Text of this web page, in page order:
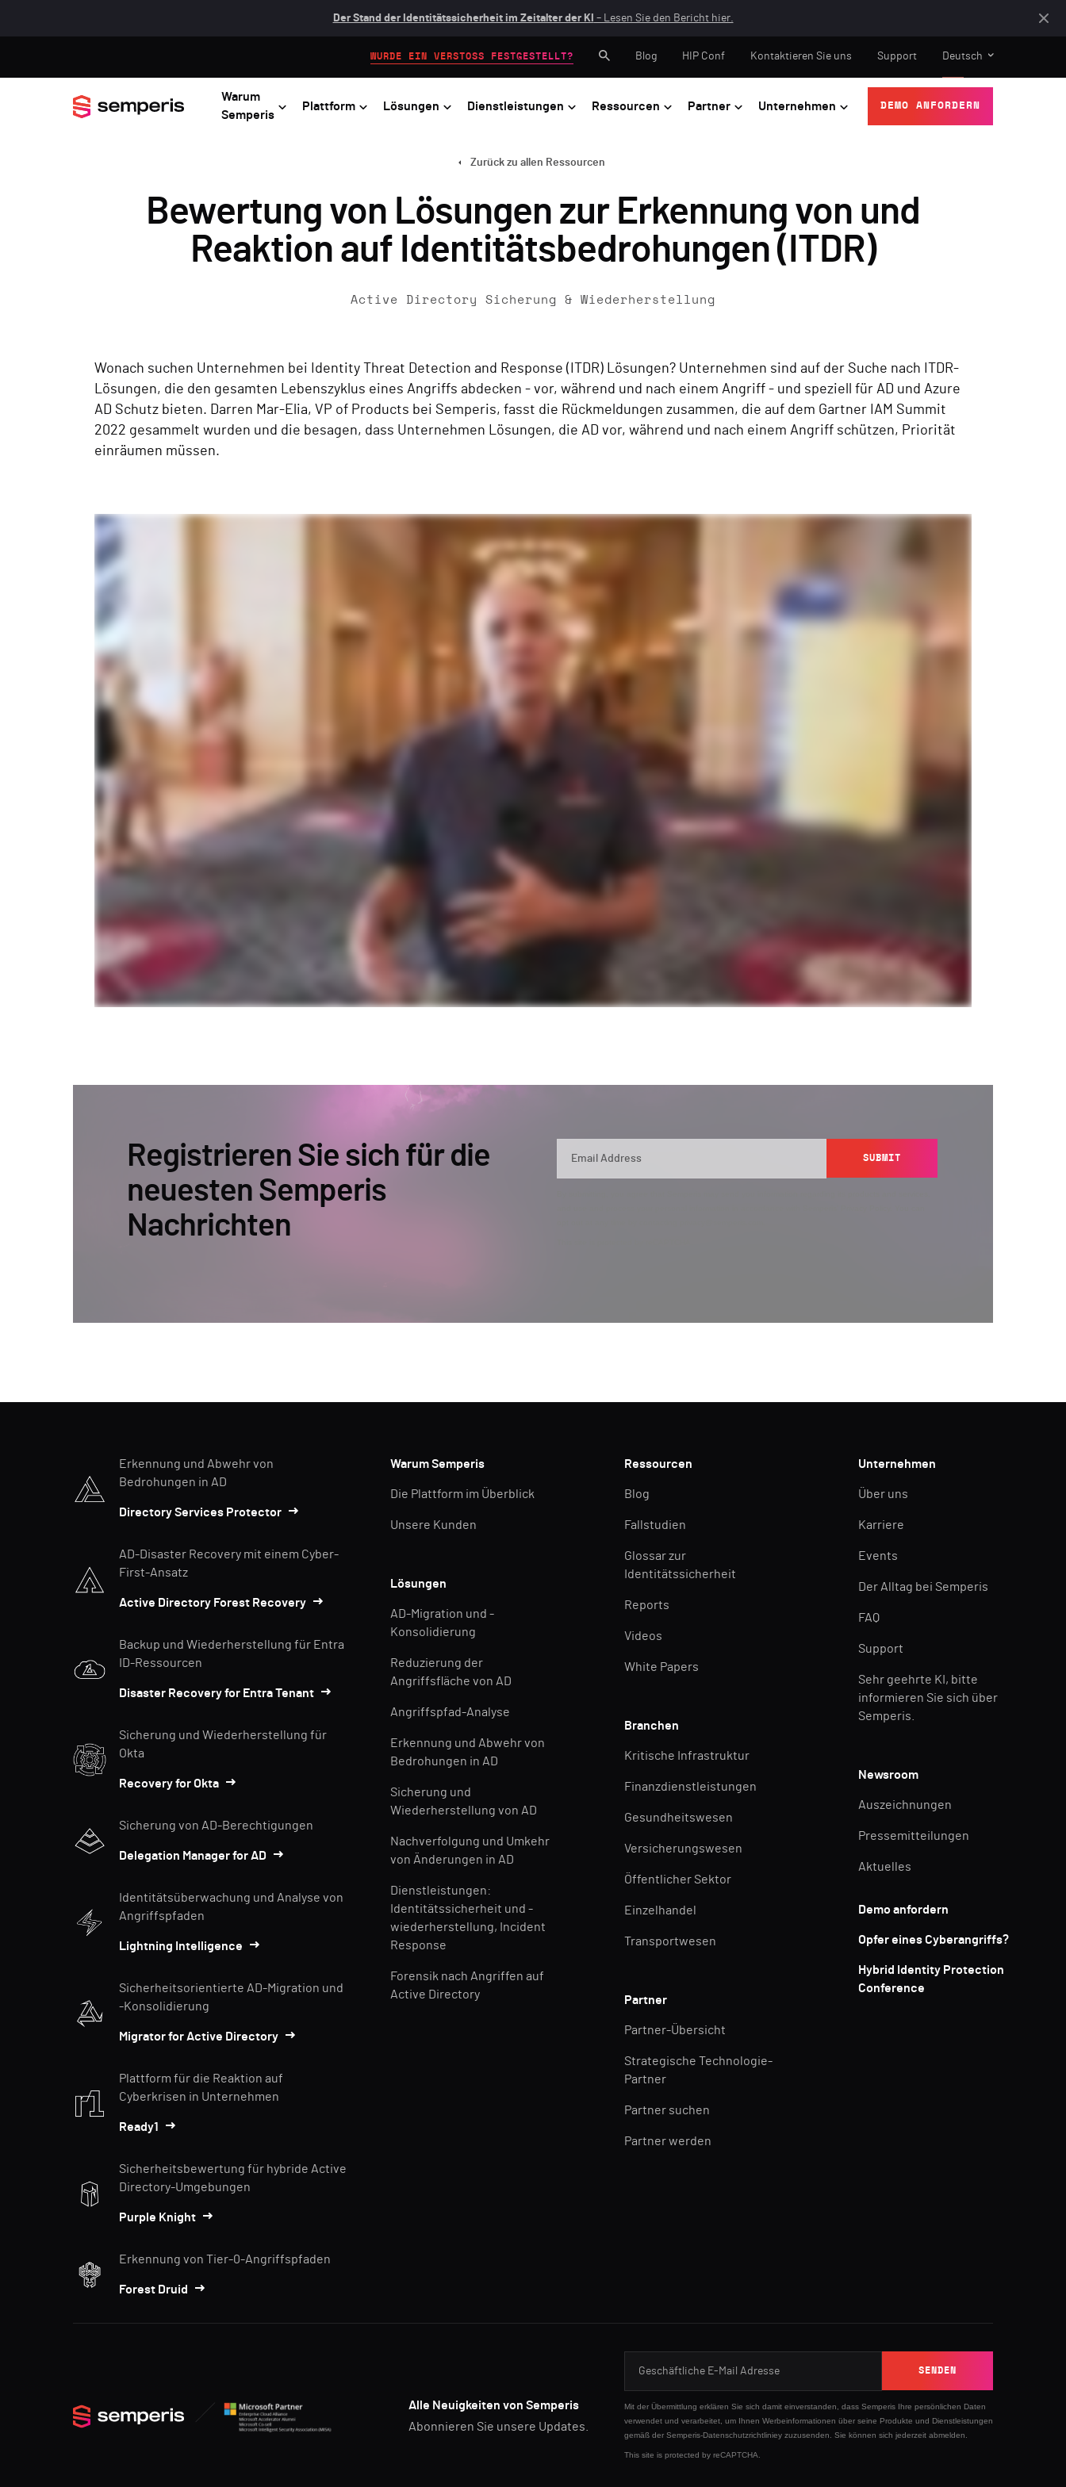
Der Stand der Identitätssicherheit im Zeitalter der KI – Lesen Sie den Bericht hier.
Warum
Semperis
Plattform Lösungen Dienstleistungen Ressourcen Partner Unternehmen DEMO ANFORDERN
WURDE EIN VERSTOSS FESTGESTELLT? Blog HIP Conf Kontaktieren Sie uns Support Deutsch
Zurück zu allen Ressourcen
Bewertung von Lösungen zur Erkennung von und
Reaktion auf Identitätsbedrohungen (ITDR)
Active Directory Sicherung & Wiederherstellung
Wonach suchen Unternehmen bei Identity Threat Detection and Response (ITDR) Lösungen? Unternehmen sind auf der Suche nach ITDR-
Lösungen, die den gesamten Lebenszyklus eines Angriffs abdecken - vor, während und nach einem Angriff - und speziell für AD und Azure
AD Schutz bieten. Darren Mar-Elia, VP of Products bei Semperis, fasst die Rückmeldungen zusammen, die auf dem Gartner IAM Summit
2022 gesammelt wurden und die besagen, dass Unternehmen Lösungen, die AD vor, während und nach einem Angriff schützen, Priorität
einräumen müssen.
Registrieren Sie sich für die
neuesten Semperis
Nachrichten
SUBMIT
Erkennung und Abwehr von
Bedrohungen in AD
Directory Services Protector
AD-Disaster Recovery mit einem Cyber-
First-Ansatz
Active Directory Forest Recovery
Backup und Wiederherstellung für Entra
ID-Ressourcen
Disaster Recovery for Entra Tenant
Sicherung und Wiederherstellung für
Okta
Recovery for Okta
Sicherung von AD-Berechtigungen
Delegation Manager for AD
Identitätsüberwachung und Analyse von
Angriffspfaden
Lightning Intelligence
Sicherheitsorientierte AD-Migration und
-Konsolidierung
Migrator for Active Directory
Plattform für die Reaktion auf
Cyberkrisen in Unternehmen
Ready1
Sicherheitsbewertung für hybride Active
Directory-Umgebungen
Purple Knight
Erkennung von Tier-0-Angriffspfaden
Forest Druid
Warum Semperis
Die Plattform im Überblick
Unsere Kunden
Lösungen
AD-Migration und -
Konsolidierung
Reduzierung der
Angriffsfläche von AD
Angriffspfad-Analyse
Erkennung und Abwehr von
Bedrohungen in AD
Sicherung und
Wiederherstellung von AD
Nachverfolgung und Umkehr
von Änderungen in AD
Dienstleistungen:
Identitätssicherheit und -
wiederherstellung, Incident
Response
Forensik nach Angriffen auf
Active Directory
Ressourcen
Blog
Fallstudien
Glossar zur
Identitätssicherheit
Reports
Videos
White Papers
Branchen
Kritische Infrastruktur
Finanzdienstleistungen
Gesundheitswesen
Versicherungswesen
Öffentlicher Sektor
Einzelhandel
Transportwesen
Partner
Partner-Übersicht
Strategische Technologie-
Partner
Partner suchen
Partner werden
Unternehmen
Über uns
Karriere
Events
Der Alltag bei Semperis
FAQ
Support
Sehr geehrte KI, bitte
informieren Sie sich über
Semperis.
Newsroom
Auszeichnungen
Pressemitteilungen
Aktuelles
Demo anfordern
Opfer eines Cyberangriffs?
Hybrid Identity Protection
Conference
Alle Neuigkeiten von Semperis
Abonnieren Sie unsere Updates.
Mit der Übermittlung erklären Sie sich damit einverstanden, dass Semperis Ihre persönlichen Daten
verwendet und verarbeitet, um Ihnen Werbeinformationen über seine Produkte und Dienstleistungen
gemäß der Semperis-Datenschutzrichtliniey zuzusenden. Sie können sich jederzeit abmelden.
This site is protected by reCAPTCHA.
SENDEN